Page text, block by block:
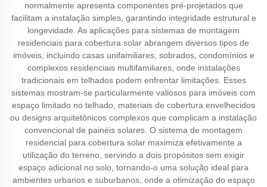
normalmente apresenta componentes pré-projetados que
facilitam a instalação simples, garantindo integridade estrutural e
longevidade. As aplicações para sistemas de montagem
residenciais para cobertura solar abrangem diversos tipos de
imóveis, incluindo casas unifamiliares, sobrados, condomínios e
complexos residenciais multifamiliares, onde instalações
tradicionais em telhados podem enfrentar limitações. Esses
sistemas mostram-se particularmente valiosos para imóveis com
espaço limitado no telhado, materiais de cobertura envelhecidos
ou designs arquitetônicos complexos que complicam a instalação
convencional de painéis solares. O sistema de montagem
residencial para cobertura solar maximiza efetivamente a
utilização do terreno, servindo a dois propósitos sem exigir
espaço adicional no solo, tornando-o uma solução ideal para
ambientes urbanos e suburbanos, onde a otimização do espaço